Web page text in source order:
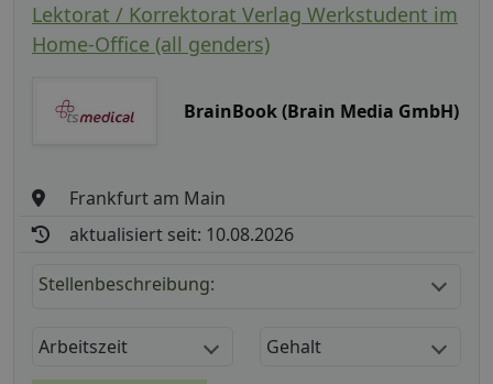
Lektorat / Korrektorat Verlag Werkstudent im
Home-Office (all genders)
BrainBook (Brain Media GmbH)
Frankfurt am Main
aktualisiert seit: 10.08.2026
Stellenbeschreibung:
Arbeitszeit Gehalt